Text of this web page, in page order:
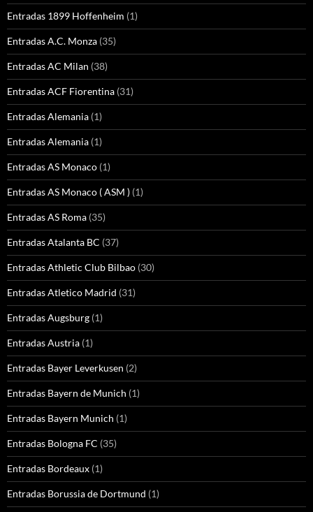
Entradas 1899 Hoffenheim (1)
Entradas A.C. Monza (35)
Entradas AC Milan (38)
Entradas ACF Fiorentina (31)
Entradas Alemania (1)
Entradas Alemania (1)
Entradas AS Monaco (1)
Entradas AS Monaco ( ASM ) (1)
Entradas AS Roma (35)
Entradas Atalanta BC (37)
Entradas Athletic Club Bilbao (30)
Entradas Atletico Madrid (31)
Entradas Augsburg (1)
Entradas Austria (1)
Entradas Bayer Leverkusen (2)
Entradas Bayern de Munich (1)
Entradas Bayern Munich (1)
Entradas Bologna FC (35)
Entradas Bordeaux (1)
Entradas Borussia de Dortmund (1)